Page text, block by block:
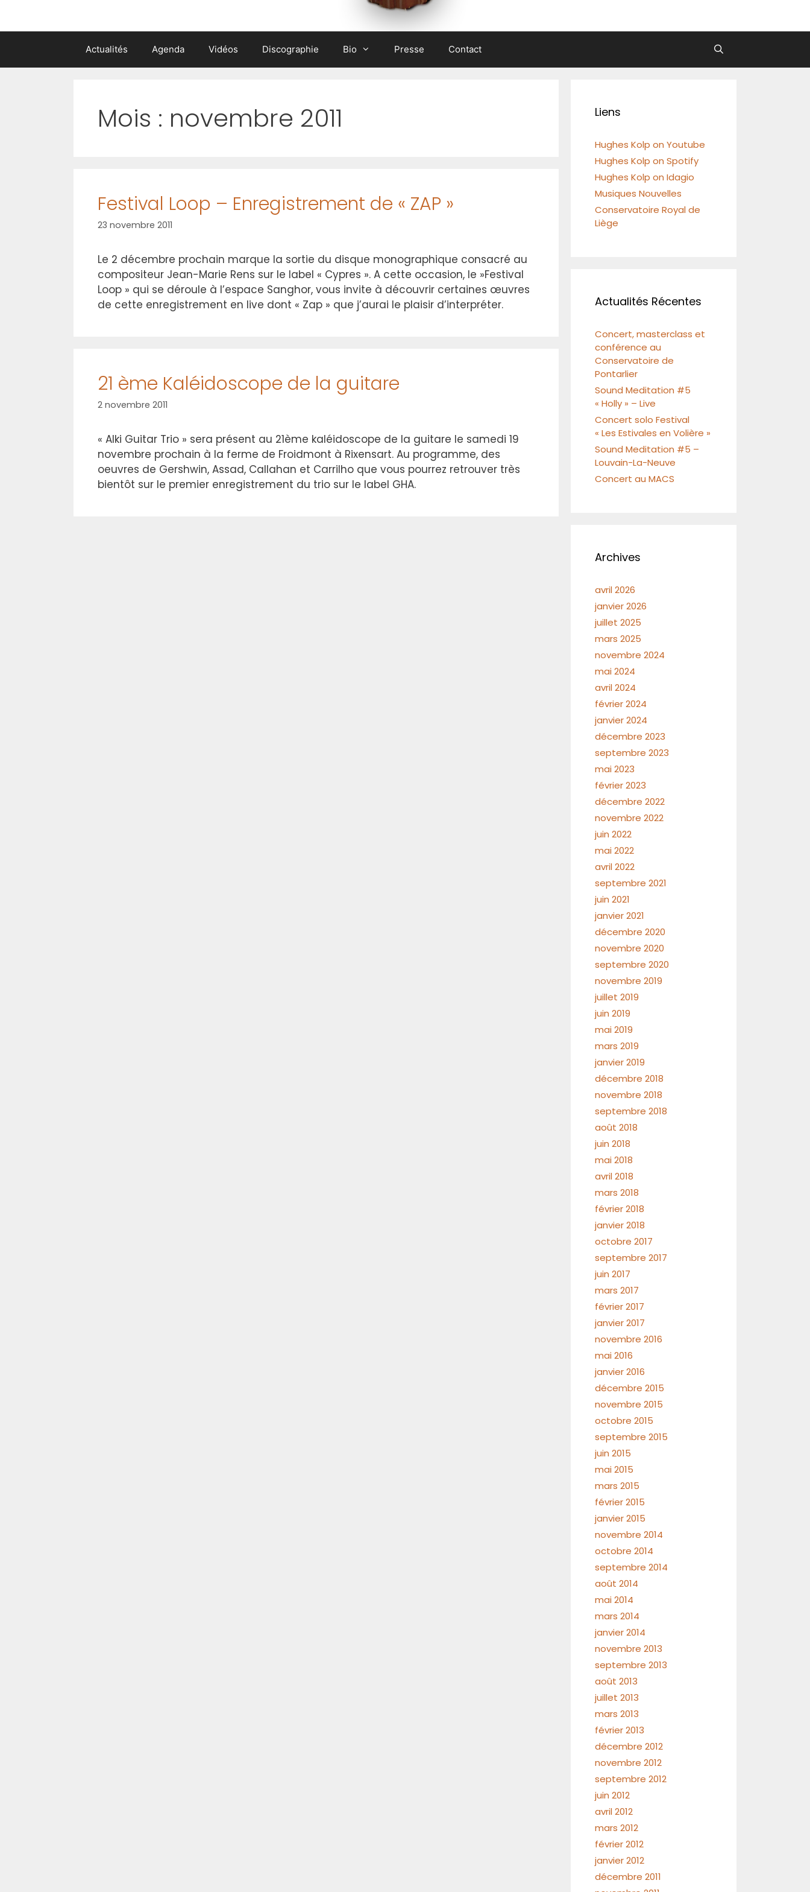
Actualités Agenda Vidéos Discographie Bio Presse Contact
Mois : novembre 2011
Festival Loop – Enregistrement de « ZAP »
23 novembre 2011
Le 2 décembre prochain marque la sortie du disque monographique consacré au
compositeur Jean-Marie Rens sur le label « Cypres ». A cette occasion, le »Festival
Loop » qui se déroule à l’espace Sanghor, vous invite à découvrir certaines œuvres
de cette enregistrement en live dont « Zap » que j’aurai le plaisir d’interpréter.
21 ème Kaléidoscope de la guitare
2 novembre 2011
« Alki Guitar Trio » sera présent au 21ème kaléidoscope de la guitare le samedi 19
novembre prochain à la ferme de Froidmont à Rixensart. Au programme, des
oeuvres de Gershwin, Assad, Callahan et Carrilho que vous pourrez retrouver très
bientôt sur le premier enregistrement du trio sur le label GHA.
Liens
Hughes Kolp on Youtube
Hughes Kolp on Spotify
Hughes Kolp on Idagio
Musiques Nouvelles
Conservatoire Royal de
Liège
Actualités Récentes
Concert, masterclass et
conférence au
Conservatoire de
Pontarlier
Sound Meditation #5
« Holly » – Live
Concert solo Festival
« Les Estivales en Volière »
Sound Meditation #5 –
Louvain-La-Neuve
Concert au MACS
Archives
avril 2026
janvier 2026
juillet 2025
mars 2025
novembre 2024
mai 2024
avril 2024
février 2024
janvier 2024
décembre 2023
septembre 2023
mai 2023
février 2023
décembre 2022
novembre 2022
juin 2022
mai 2022
avril 2022
septembre 2021
juin 2021
janvier 2021
décembre 2020
novembre 2020
septembre 2020
novembre 2019
juillet 2019
juin 2019
mai 2019
mars 2019
janvier 2019
décembre 2018
novembre 2018
septembre 2018
août 2018
juin 2018
mai 2018
avril 2018
mars 2018
février 2018
janvier 2018
octobre 2017
septembre 2017
juin 2017
mars 2017
février 2017
janvier 2017
novembre 2016
mai 2016
janvier 2016
décembre 2015
novembre 2015
octobre 2015
septembre 2015
juin 2015
mai 2015
mars 2015
février 2015
janvier 2015
novembre 2014
octobre 2014
septembre 2014
août 2014
mai 2014
mars 2014
janvier 2014
novembre 2013
septembre 2013
août 2013
juillet 2013
mars 2013
février 2013
décembre 2012
novembre 2012
septembre 2012
juin 2012
avril 2012
mars 2012
février 2012
janvier 2012
décembre 2011